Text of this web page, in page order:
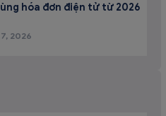
hóa đơn điện tử từ 2026
2026